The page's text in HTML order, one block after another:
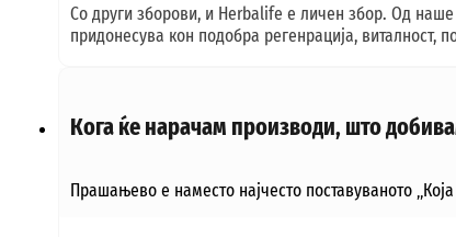
Со други зборови, и Herbalife е личен збор. Од
придонесува кон подобра регенрација, виталност,
Кога ќе нарачам производи, што
Прашањево е наместо најчесто поставуваното